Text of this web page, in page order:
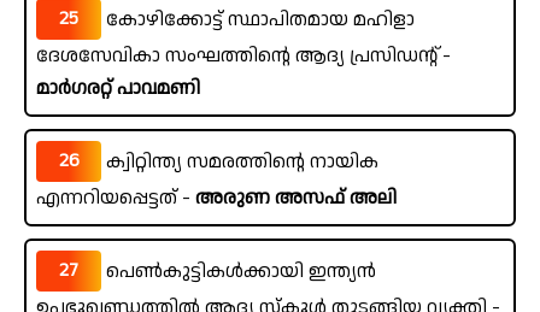
25
കോഴിക്കോട്ട് സ്ഥാപിതമായ മഹിളാ
ദേശസേവികാ സംഘത്തിന്റെ ആദ്യ പ്രസിഡന്റ് -
മാർഗരറ്റ് പാവമണി
26
ക്വിറ്റിന്ത്യ സമരത്തിന്റെ നായിക
എന്നറിയപ്പെട്ടത് - അരുണ അസഫ് അലി
27
പെൺകുട്ടികൾക്കായി ഇന്ത്യൻ